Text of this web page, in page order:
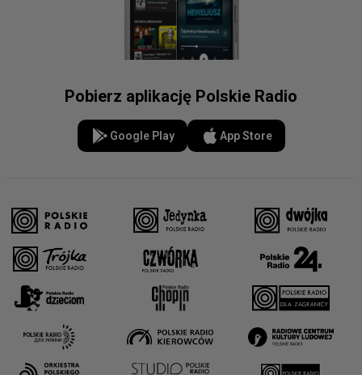
Pobierz aplikację Polskie Radio
Google Play App Store